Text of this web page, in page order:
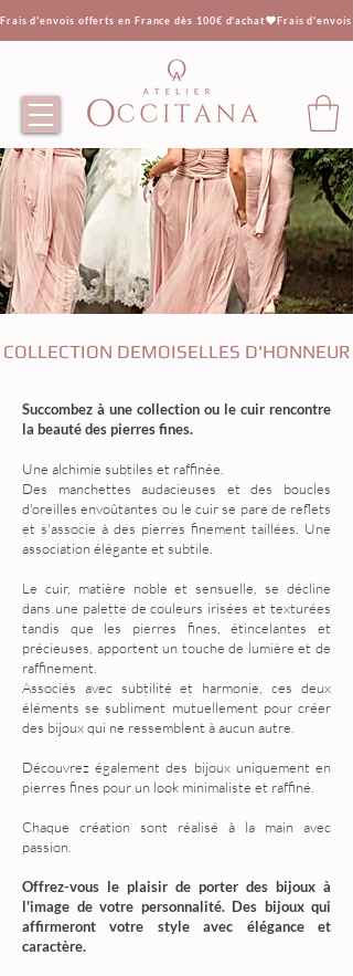
Frais d'envois offerts en France dès 100€ d'achat
COLLECTION DEMOISELLES D'HONNEUR
Succombez à une collection ou le cuir rencontre
la beauté des pierres fines.
Une alchimie subtiles et raffinée.
Des manchettes audacieuses et des boucles
d'oreilles envoûtantes ou le cuir se pare de reflets
et s'associe à des pierres finement taillées. Une
association élégante et subtile.
Le cuir, matière noble et sensuelle, se décline
dans une palette de couleurs irisées et texturées
tandis que les pierres fines, étincelantes et
précieuses, apportent un touche de lumière et de
raffinement.
Associés avec subtilité et harmonie, ces deux
éléments se subliment mutuellement pour créer
des bijoux qui ne ressemblent à aucun autre.
Découvrez également des bijoux uniquement en
pierres fines pour un look minimaliste et raffiné.
Chaque création sont réalisé à la main avec
passion.
Offrez-vous le plaisir de porter des bijoux à
l'image de votre personnalité. Des bijoux qui
affirmeront votre style avec élégance et
caractère.